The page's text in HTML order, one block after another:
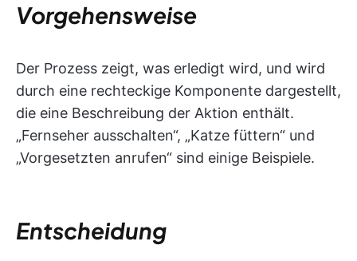
Vorgehensweise
Der Prozess zeigt, was erledigt wird, und wird
durch eine rechteckige Komponente dargestellt,
die eine Beschreibung der Aktion enthält.
„Fernseher ausschalten“, „Katze füttern“ und
„Vorgesetzten anrufen“ sind einige Beispiele.
Entscheidung